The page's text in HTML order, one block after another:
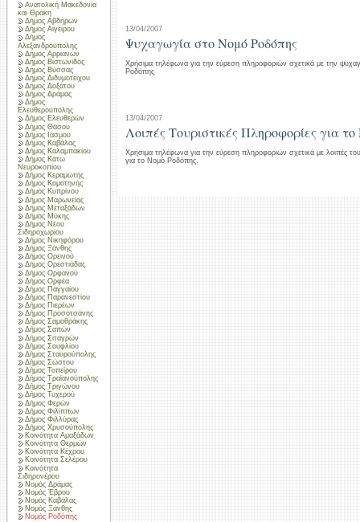
Ανατολική Μακεδονία
και Θράκη
Δήμος Αβδήρων
Δήμος Αιγείρου
Δήμος
Αλεξανδρούπολης
Δήμος Αρριανών
Δήμος Βιστωνίδος
Δήμος Βύσσας
Δήμος Διδυμοτείχου
Δήμος Δοξάτου
Δήμος Δράμας
Δήμος
Ελευθερούπολης
Δήμος Ελευθερών
Δήμος Θάσου
Δήμος Ιάσμου
Δήμος Καβάλας
Δήμος Καλαμπακίου
Δήμος Κάτω
Νευροκοπίου
Δήμος Κεραμωτής
Δήμος Κομοτηνής
Δήμος Κυπρίνου
Δήμος Μαρωνείας
Δήμος Μεταξάδων
Δήμος Μύκης
Δήμος Νέου
Σιδηροχωρίου
Δήμος Νικηφόρου
Δήμος Ξάνθης
Δήμος Ορεινού
Δήμος Ορεστιάδας
Δήμος Ορφανού
Δήμος Ορφέα
Δήμος Παγγαίου
Δήμος Παρανεστίου
Δήμος Πιερέων
Δήμος Προσοτσάνης
Δήμος Σαμοθράκης
Δήμος Σαπών
Δήμος Σιταγρών
Δήμος Σουφλίου
Δήμος Σταυρούπολης
Δήμος Σώστου
Δήμος Τοπείρου
Δήμος Τραϊανούπολης
Δήμος Τριγώνου
Δήμος Τυχερού
Δήμος Φερών
Δήμος Φιλίππων
Δήμος Φιλλύρας
Δήμος Χρυσούπολης
Κοινότητα Αμαξάδων
Κοινότητα Θερμών
Κοινότητα Κέχρου
Κοινότητα Σελέρου
Κοινότητα
Σιδηρονέρου
Νομός Δράμας
Νομός Έβρου
Νομός Καβάλας
Νομός Ξάνθης
Νομός Ροδόπης
13/04/2007
Ψυχαγωγία στο Νομό Ροδόπης
Χρήσιμα τηλέφωνα για την εύρεση πληροφοριών σχετικά με την
Ροδόπης
13/04/2007
Λοιπές Τουριστικές Πληροφορίες για
Χρήσιμα τηλέφωνα για την εύρεση πληροφοριών σχετικά με λοιπές
για το Νομό Ροδόπης.